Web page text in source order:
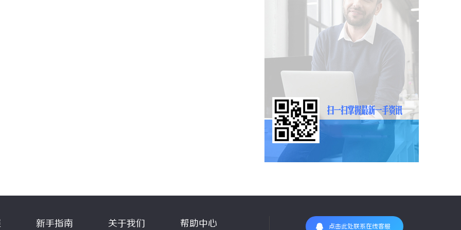
新手指南 关于我们 帮助中心 点击此处联系在线客服